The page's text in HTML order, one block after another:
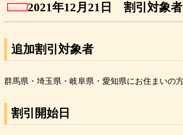
2021年12月21日 割引対象
追加割引対象者
群馬県・埼玉県・岐阜県・愛知県にお住まいの
割引 開始日